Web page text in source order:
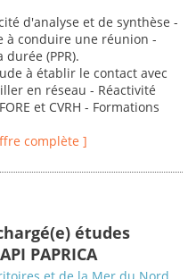
d'analyse et de synthèse -
à conduire une réunion -
(PPR).
à établir le contact avec
en réseau - Réactivité
et CVRH - Formations
complète ]
études
PAPRICA